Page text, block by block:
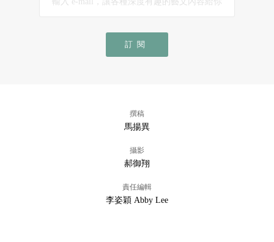
訂閱
撰稿
馬揚異
攝影
郝御翔
責任編輯
李姿穎 Abby Lee